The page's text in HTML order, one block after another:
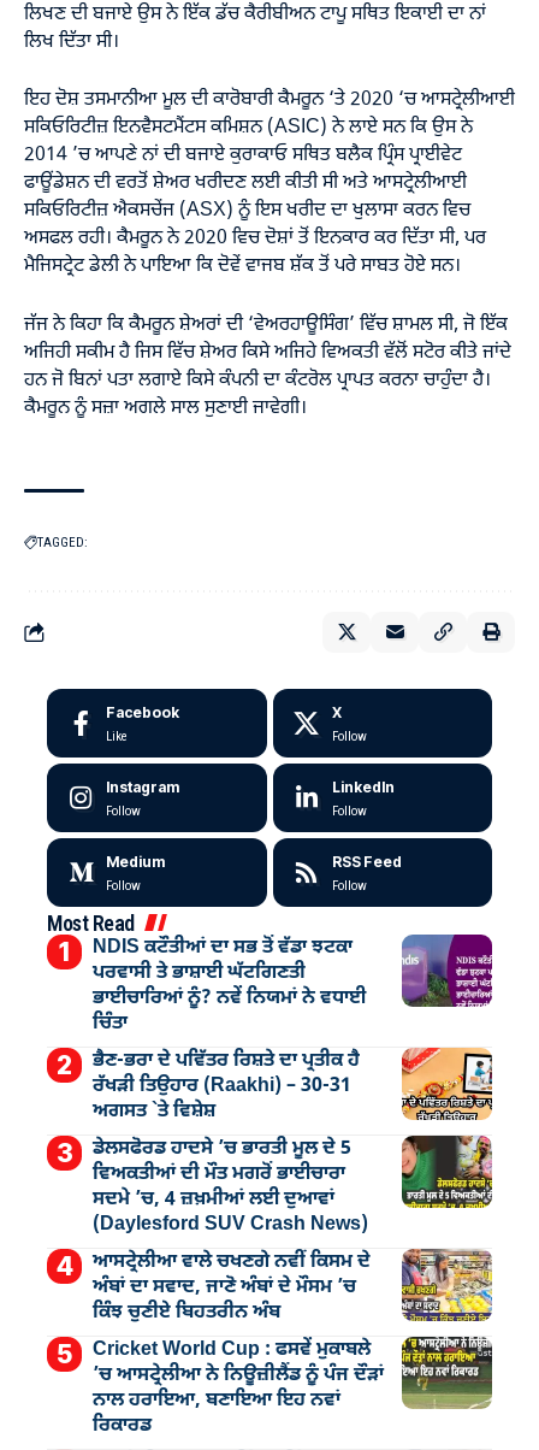
ਲਿਖਣ ਦੀ ਬਜਾਏ ਉਸ ਨੇ ਇੱਕ ਡੱਚ ਕੈਰੀਬੀਅਨ ਟਾਪੂ ਸਥਿਤ ਇਕਾਈ ਦਾ ਨਾਂ
ਲਿਖ ਦਿੱਤਾ ਸੀ।
ਇਹ ਦੋਸ਼ ਤਸਮਾਨੀਆ ਮੂਲ ਦੀ ਕਾਰੋਬਾਰੀ ਕੈਮਰੂਨ ‘ਤੇ 2020 ‘ਚ ਆਸਟ੍ਰੇਲੀਆਈ
ਸਕਿਓਰਿਟੀਜ਼ ਇਨਵੈਸਟਮੈਂਟਸ ਕਮਿਸ਼ਨ (ASIC) ਨੇ ਲਾਏ ਸਨ ਕਿ ਉਸ ਨੇ
2014 ’ਚ ਆਪਣੇ ਨਾਂ ਦੀ ਬਜਾਏ ਕੁਰਾਕਾਓ ਸਥਿਤ ਬਲੈਕ ਪ੍ਰਿੰਸ ਪ੍ਰਾਈਵੇਟ
ਫਾਊਂਡੇਸ਼ਨ ਦੀ ਵਰਤੋਂ ਸ਼ੇਅਰ ਖਰੀਦਣ ਲਈ ਕੀਤੀ ਸੀ ਅਤੇ ਆਸਟ੍ਰੇਲੀਆਈ
ਸਕਿਓਰਿਟੀਜ਼ ਐਕਸਚੇਂਜ (ASX) ਨੂੰ ਇਸ ਖਰੀਦ ਦਾ ਖੁਲਾਸਾ ਕਰਨ ਵਿਚ
ਅਸਫਲ ਰਹੀ। ਕੈਮਰੂਨ ਨੇ 2020 ਵਿਚ ਦੋਸ਼ਾਂ ਤੋਂ ਇਨਕਾਰ ਕਰ ਦਿੱਤਾ ਸੀ, ਪਰ
ਮੈਜਿਸਟ੍ਰੇਟ ਡੇਲੀ ਨੇ ਪਾਇਆ ਕਿ ਦੋਵੇਂ ਵਾਜਬ ਸ਼ੱਕ ਤੋਂ ਪਰੇ ਸਾਬਤ ਹੋਏ ਸਨ।
ਜੱਜ ਨੇ ਕਿਹਾ ਕਿ ਕੈਮਰੂਨ ਸ਼ੇਅਰਾਂ ਦੀ ‘ਵੇਅਰਹਾਊਸਿੰਗ’ ਵਿੱਚ ਸ਼ਾਮਲ ਸੀ, ਜੋ ਇੱਕ
ਅਜਿਹੀ ਸਕੀਮ ਹੈ ਜਿਸ ਵਿੱਚ ਸ਼ੇਅਰ ਕਿਸੇ ਅਜਿਹੇ ਵਿਅਕਤੀ ਵੱਲੋਂ ਸਟੋਰ ਕੀਤੇ ਜਾਂਦੇ
ਹਨ ਜੋ ਬਿਨਾਂ ਪਤਾ ਲਗਾਏ ਕਿਸੇ ਕੰਪਨੀ ਦਾ ਕੰਟਰੋਲ ਪ੍ਰਾਪਤ ਕਰਨਾ ਚਾਹੁੰਦਾ ਹੈ।
ਕੈਮਰੂਨ ਨੂੰ ਸਜ਼ਾ ਅਗਲੇ ਸਾਲ ਸੁਣਾਈ ਜਾਵੇਗੀ।
TAGGED:
Facebook
Like
X
Follow
Instagram
Follow
LinkedIn
Follow
Medium
Follow
RSS Feed
Follow
Most Read
NDIS ਕਟੌਤੀਆਂ ਦਾ ਸਭ ਤੋਂ ਵੱਡਾ ਝਟਕਾ
ਪਰਵਾਸੀ ਤੇ ਭਾਸ਼ਾਈ ਘੱਟਗਿਣਤੀ
ਭਾਈਚਾਰਿਆਂ ਨੂੰ? ਨਵੇਂ ਨਿਯਮਾਂ ਨੇ ਵਧਾਈ
ਚਿੰਤਾ
ਭੈਣ-ਭਰਾ ਦੇ ਪਵਿੱਤਰ ਰਿਸ਼ਤੇ ਦਾ ਪ੍ਰਤੀਕ ਹੈ
ਰੱਖੜੀ ਤਿਉਹਾਰ (Raakhi) – 30-31
ਅਗਸਤ `ਤੇ ਵਿਸ਼ੇਸ਼
ਡੇਲਸਫੋਰਡ ਹਾਦਸੇ ’ਚ ਭਾਰਤੀ ਮੂਲ ਦੇ 5
ਵਿਅਕਤੀਆਂ ਦੀ ਮੌਤ ਮਗਰੋਂ ਭਾਈਚਾਰਾ
ਸਦਮੇ ’ਚ, 4 ਜ਼ਖ਼ਮੀਆਂ ਲਈ ਦੁਆਵਾਂ
(Daylesford SUV Crash News)
ਆਸਟ੍ਰੇਲੀਆ ਵਾਲੇ ਚਖਣਗੇ ਨਵੀਂ ਕਿਸਮ ਦੇ
ਅੰਬਾਂ ਦਾ ਸਵਾਦ, ਜਾਣੋ ਅੰਬਾਂ ਦੇ ਮੌਸਮ ’ਚ
ਕਿੰਝ ਚੁਣੀਏ ਬਿਹਤਰੀਨ ਅੰਬ
Cricket World Cup : ਫਸਵੇਂ ਮੁਕਾਬਲੇ
’ਚ ਆਸਟ੍ਰੇਲੀਆ ਨੇ ਨਿਊਜ਼ੀਲੈਂਡ ਨੂੰ ਪੰਜ ਦੌੜਾਂ
ਨਾਲ ਹਰਾਇਆ, ਬਣਾਇਆ ਇਹ ਨਵਾਂ
ਰਿਕਾਰਡ